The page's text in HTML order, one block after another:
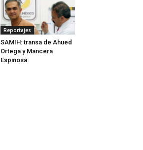
Reportajes
SAMIH: transa de Ahued
Ortega y Mancera
Espinosa